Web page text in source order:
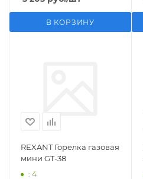
В КОРЗИНУ
REXANT Горелка газовая
мини GT-38
: 4